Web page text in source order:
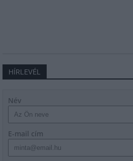
HÍRLEVÉL
Név
E-mail cím